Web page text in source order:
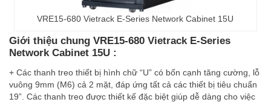
VRE15-680 Vietrack E-Series Network Cabinet 15U
Giới thiệu chung VRE15-680 Vietrack E-Series
Network Cabinet 15U :
+ Các thanh treo thiết bị hình chữ “U” có bốn cạnh tăng cường, lỗ
vuông 9mm (M6) cả 2 mặt, đáp ứng tất cả các thiết bị tiêu chuẩn
19”. Các thanh treo được thiết kế đặc biệt giúp dễ dàng cho việc